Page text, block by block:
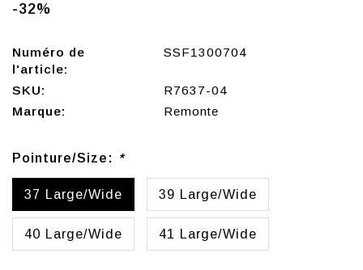
-32%
Numéro de
l'article:
SSF1300704
SKU:
R7637-04
Marque:
Remonte
Pointure/Size: *
37 Large/Wide 39 Large/Wide
40 Large/Wide 41 Large/Wide